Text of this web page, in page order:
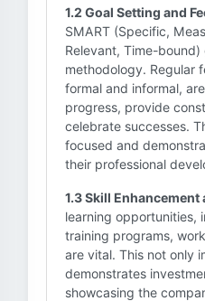
1.2 Goal Setting and
SMART (Specific,
Relevant, Time-
methodology. Regular
formal and informal,
progress, provide
celebrate successes.
focused and
their professional
1.3 Skill Enhancement
learning opportunities,
training programs,
are vital. This not only
demonstrates
showcasing the